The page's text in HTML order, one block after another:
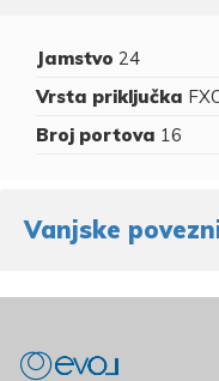
Jamstvo 24
Vrsta priključka
Broj portova 16
Vanjske